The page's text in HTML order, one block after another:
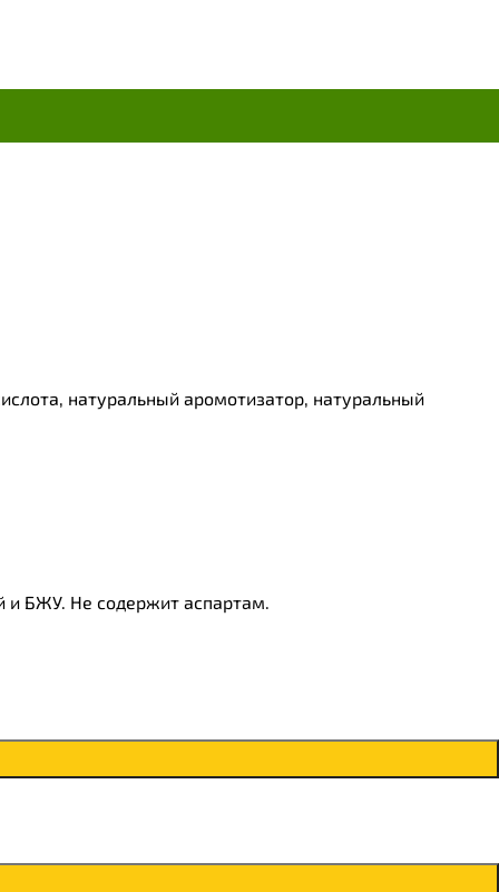
натуральный аромотизатор, натуральный
и БЖУ. Не содержит аспартам.